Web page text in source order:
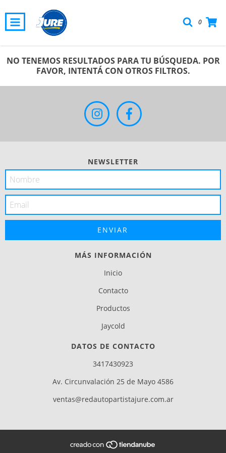
0
NO TENEMOS RESULTADOS PARA TU BÚSQUEDA. POR
FAVOR, INTENTÁ CON OTROS FILTROS.
NEWSLETTER
MÁS INFORMACIÓN
Inicio
Contacto
Productos
Jaycold
DATOS DE CONTACTO
3417430923
Av. Circunvalación 25 de Mayo 4586
ventas@redautopartistajure.com.ar